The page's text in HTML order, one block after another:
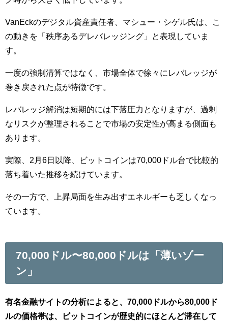
VanEckのデジタル資産責任者、マシュー・シゲル氏は、こ
の動きを「秩序あるデレバレッジング」と表現していま
す。
一度の強制清算ではなく、市場全体で徐々にレバレッジが
巻き戻された点が特徴です。
レバレッジ解消は短期的には下落圧力となりますが、過剰
なリスクが整理されることで市場の安定性が高まる側面も
あります。
実際、2月6日以降、ビットコインは70,000ドル台で比較的
落ち着いた推移を続けています。
その一方で、上昇局面を生み出すエネルギーも乏しくなっ
ています。
70,000ドル〜80,000ドルは「薄いゾー
ン」
有名金融サイトの分析によると、70,000ドルから80,000ド
ルの価格帯は、ビットコインが歴史的にほとんど滞在して